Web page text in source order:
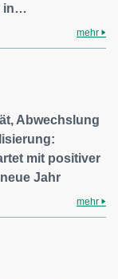
in…
mehr
Abwechslung
mit positiver
Jahr
mehr